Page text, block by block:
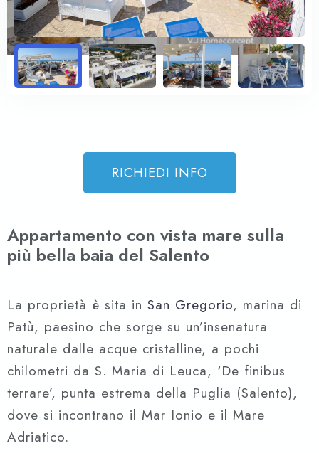
RICHIEDI INFO
Appartamento con vista mare sulla
più bella baia del Salento
La proprietà è sita in San Gregorio, marina di
Patù, paesino che sorge su un’insenatura
naturale dalle acque cristalline, a pochi
chilometri da S. Maria di Leuca, ‘De finibus
terrare’, punta estrema della Puglia (Salento),
dove si incontrano il Mar Ionio e il Mare
Adriatico.